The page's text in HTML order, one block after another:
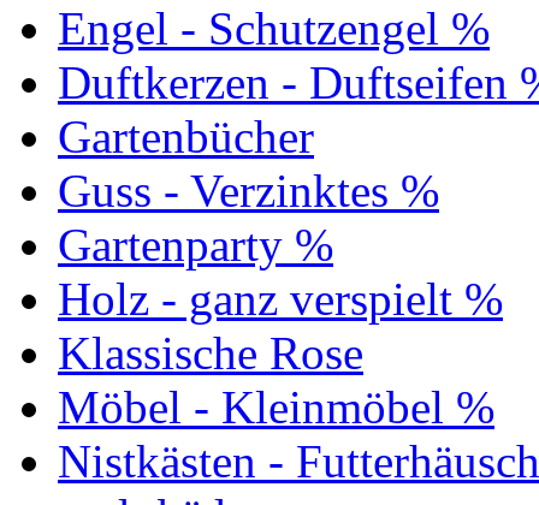
Engel - Schutzengel %
Duftkerzen - Duftseifen
Gartenbücher
Guss - Verzinktes %
Gartenparty %
Holz - ganz verspielt %
Klassische Rose
Möbel - Kleinmöbel %
Nistkästen -